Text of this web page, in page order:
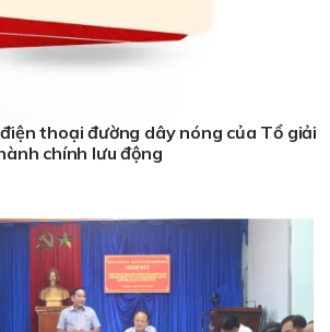
thoại đường dây nóng của Tổ giải
chính lưu động